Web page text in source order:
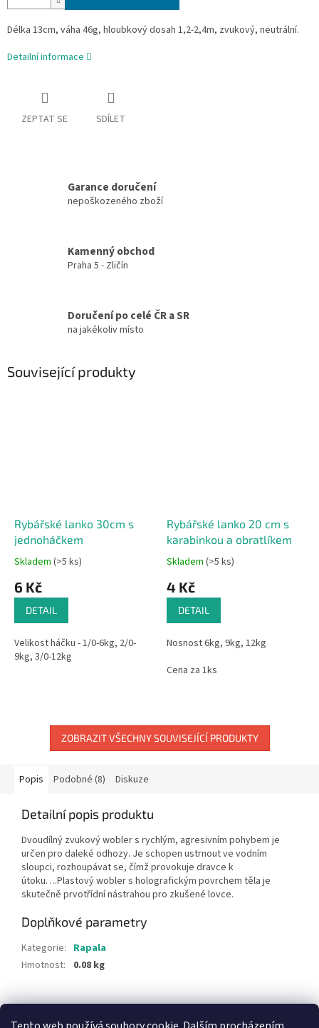
Délka 13cm, váha 46g, hloubkový dosah 1,2-2,4m, zvukový, neutrální.
Detailní informace
ZEPTAT SE SDÍLET
Garance doručení
nepoškozeného zboží
Kamenný obchod
Praha 5 - Zličín
Doručení po celé ČR a SR
na jakékoliv místo
Související produkty
Rybářské lanko 30cm s
jednoháčkem
Skladem (>5 ks)
6 Kč
DETAIL
Velikost háčku - 1/0-6kg, 2/0-
9kg, 3/0-12kg
Rybářské lanko 20 cm s
karabinkou a obratlíkem
Skladem (>5 ks)
4 Kč
DETAIL
Nosnost 6kg, 9kg, 12kg
Cena za 1ks
ZOBRAZIT VŠECHNY SOUVISEJÍCÍ PRODUKTY
Popis Podobné (8) Diskuze
Detailní popis produktu
Dvoudílný zvukový wobler s rychlým, agresivním pohybem je
určen pro daleké odhozy. Je schopen ustrnout ve vodním
sloupci, rozhoupávat se, čímž provokuje dravce k
útoku….Plastový wobler s holografickým povrchem těla je
skutečně prvotřídní nástrahou pro zkušené lovce.
Doplňkové parametry
Kategorie: Rapala
Hmotnost: 0.08 kg
Z